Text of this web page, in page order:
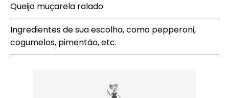
Queijo muçarela ralado
Ingredientes de sua escolha, como pepperoni,
cogumelos, pimentão, etc.